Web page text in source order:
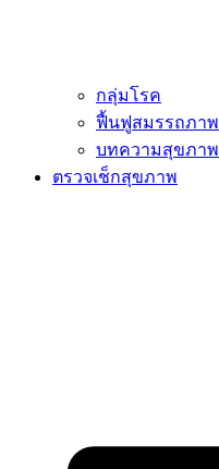
กลุ่มโรค
ฟื้นฟูสมรรถภาพ
บทความสุขภาพ
ตรวจเช็กสุขภาพ